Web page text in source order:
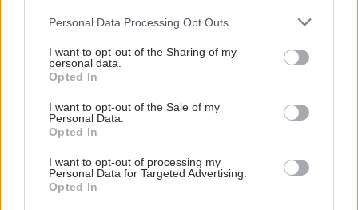
Please note that this website/app uses one or more Google
not limited to your visit or usage behaviour. You may click to
grant or deny consent to Google and its third-party tags to
use your data for below specified purposes in below Google
consent section.
Personal Data Processing Opt Outs
I want to opt-out of the Sharing of my
personal data.
Opted In
I want to opt-out of the Sale of my
Personal Data.
Opted In
I want to opt-out of processing my
Personal Data for Targeted Advertising.
Opted In